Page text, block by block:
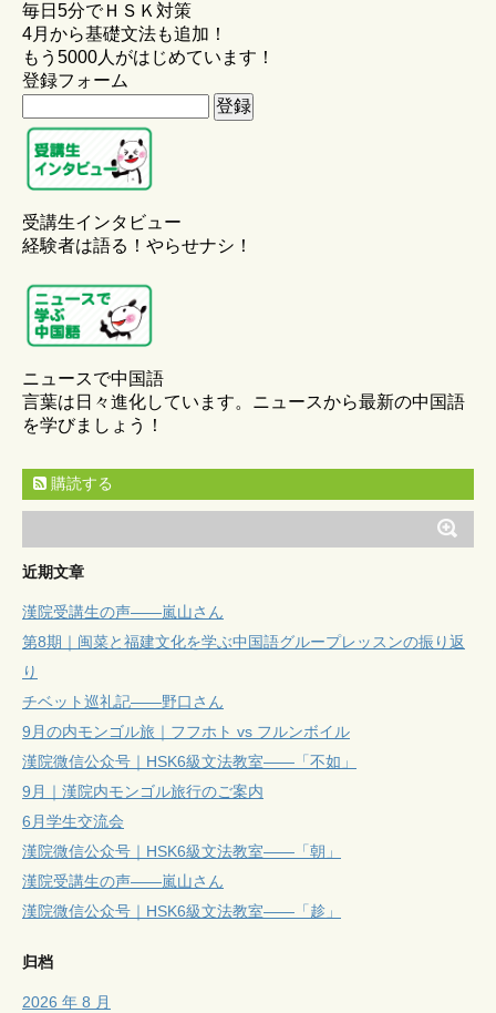
毎日5分でＨＳＫ対策
4月から基礎文法も追加！
もう5000人がはじめています！
登録フォーム
受講生インタビュー
経験者は語る！やらせナシ！
ニュースで中国語
言葉は日々進化しています。ニュースから最新の中国語
を学びましょう！
購読する
近期文章
漢院受講生の声——嵐山さん
第8期｜闽菜と福建文化を学ぶ中国語グループレッスンの振り返
り
チベット巡礼記——野口さん
9月の内モンゴル旅｜フフホト vs フルンボイル
漢院微信公众号｜HSK6級文法教室——「不如」
9月｜漢院内モンゴル旅行のご案内
6月学生交流会
漢院微信公众号｜HSK6級文法教室——「朝」
漢院受講生の声——嵐山さん
漢院微信公众号｜HSK6級文法教室——「趁」
归档
2026 年 8 月